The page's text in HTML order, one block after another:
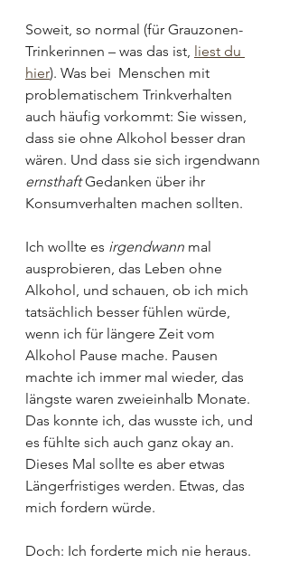
Soweit, so normal (für Grauzonen-
Trinkerinnen – was das ist, liest du
hier). Was bei  Menschen mit
problematischem Trinkverhalten
auch häufig vorkommt: Sie wissen,
dass sie ohne Alkohol besser dran
wären. Und dass sie sich irgendwann
ernsthaft Gedanken über ihr
Konsumverhalten machen sollten.
Ich wollte es irgendwann mal
ausprobieren, das Leben ohne
Alkohol, und schauen, ob ich mich
tatsächlich besser fühlen würde,
wenn ich für längere Zeit vom
Alkohol Pause mache. Pausen
machte ich immer mal wieder, das
längste waren zweieinhalb Monate.
Das konnte ich, das wusste ich, und
es fühlte sich auch ganz okay an.
Dieses Mal sollte es aber etwas
Längerfristiges werden. Etwas, das
mich fordern würde.
Doch: Ich forderte mich nie heraus.